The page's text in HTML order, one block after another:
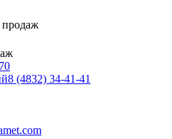
8 (4832) 34-41-41